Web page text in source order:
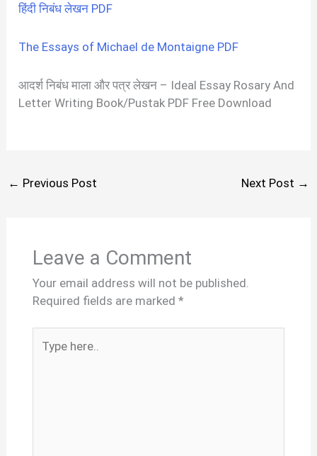
हिंदी निबंध लेखन PDF
The Essays of Michael de Montaigne PDF
आदर्श निबंध माला और पत्र लेखन – Ideal Essay Rosary And
Letter Writing Book/Pustak PDF Free Download
← Previous Post Next Post →
Leave a Comment
Your email address will not be published.
Required fields are marked *
here..